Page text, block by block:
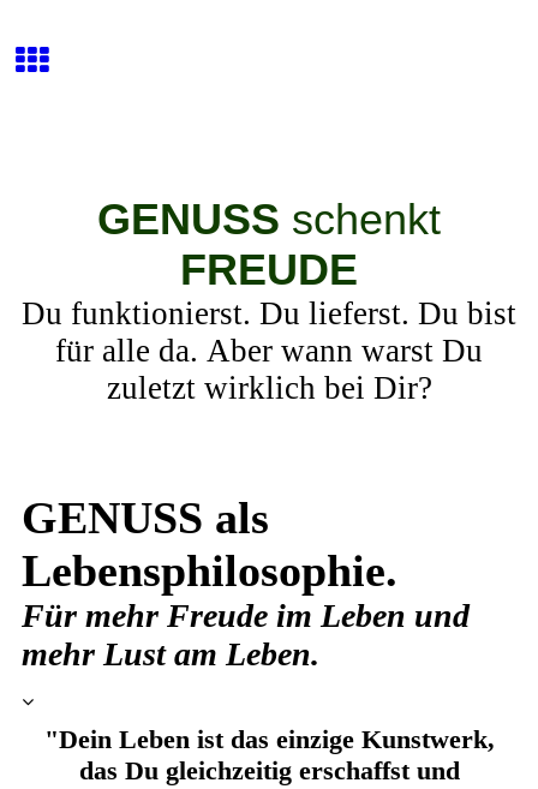
GENUSS schenkt
FREUDE
Du funktionierst. Du lieferst. Du bist
für alle da. Aber wann warst Du
zuletzt wirklich bei Dir?
GENUSS als
Lebensphilosophie.
Für mehr Freude im Leben und
mehr Lust am Leben.
"Dein Leben ist das einzige Kunstwerk,
das Du gleichzeitig erschaffst und